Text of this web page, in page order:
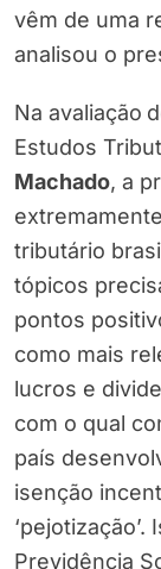
vêm de uma
analisou o
Na avaliação
Estudos
Machado, a
tributário
tópicos
pontos
como mais
lucros e
com o qual
país
isenção
Previdência